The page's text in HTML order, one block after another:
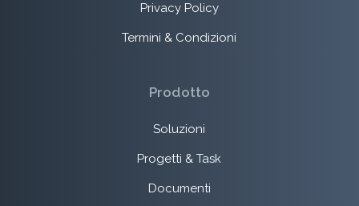
Privacy Policy
Termini & Condizioni
Prodotto
Soluzioni
Progetti & Task
Documenti